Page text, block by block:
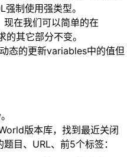
制使用强类型。
在我们可以简单的在
其它部分不变。
态的更新variables中的值但
版本库，找到最近关闭
目、URL、前5个标签：